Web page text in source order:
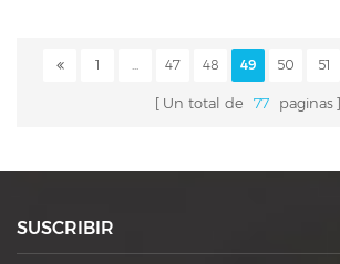
1 47 48 49 50 51
Un total de 77 paginas
SUSCRIBIR